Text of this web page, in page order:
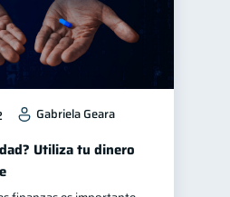
Gabriela Geara
Utiliza tu dinero